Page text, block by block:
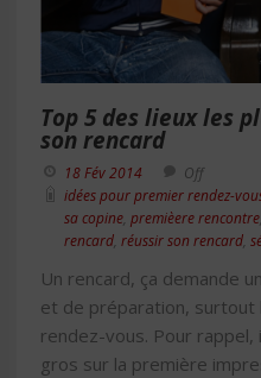
Top 5 des lieux les
son rencard
18 Fév 2014
Off
idées pour premier rendez-
sa copine premièere rencontre
rencard réussir son rencard
Un rencard, ça demande
et de préparation, surtout
rendez-vous. Pour
gros sur la première